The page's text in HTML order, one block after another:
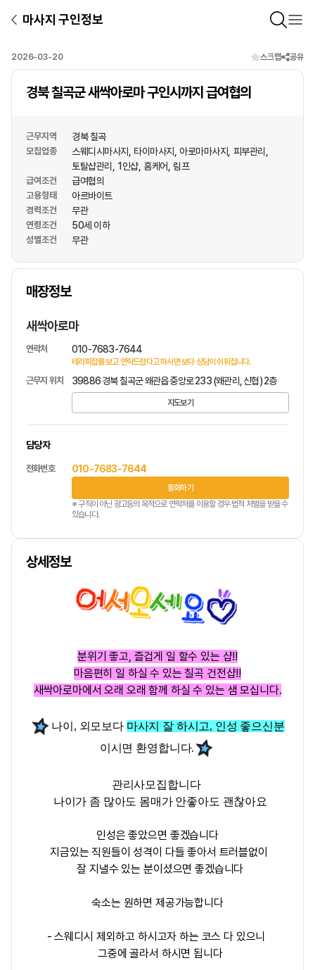
마사지 구인정보
2026-03-20 스크랩 공유
경북 칠곡군 새싹아로마 구인시까지 급여협의
근무지역 경북 칠곡
모집업종 스웨디시마사지 타이마사지 아로마마사지
피부관리
토탈샵관리
1인샵 홈케어 림프
급여조건 급여협의
고용형태 아르바이트
경력조건 무관
연령조건 50세 이하
성별조건 무관
매장정보
상호명
새싹아로마
연락처 010-7683-7644
테라피잡를 보고 연락드렸다고 하시면 보다 상담이 쉬워집니다.
근무지 위치 39886 경북 칠곡군 왜관읍 중앙로 233 (왜관리, 신협) 2층
지도보기
담당자
전화번호 010-7683-7644
통화하기
※ 구직이 아닌 광고등의 목적으로 연락처를 이용할 경우 법적 처벌을 받을 수
있습니다.
상세정보
분위기 좋고, 즐겁게 일 할수 있는 샵!!
마음편히 일 하실 수 있는 칠곡 건전샵!!
새싹아로마에서 오래 오래 함께 하실 수 있는 샘 모십니다.
나이, 외모보다 마사지 잘 하시고, 인성 좋으신분
이시면 환영합니다.
관리사모집합니다
나이가 좀 많아도 몸매가 안좋아도 괜찮아요
인성은 좋았으면 좋겠습니다
지금있는 직원들이 성격이 다들 좋아서 트러블없이
잘 지낼수 있는 분이셨으면 좋겠습니다
숙소는 원하면 제공가능합니다
- 스웨디시 제외하고 하시고자 하는 코스 다 있으니
그중에 골라서 하시면 됩니다